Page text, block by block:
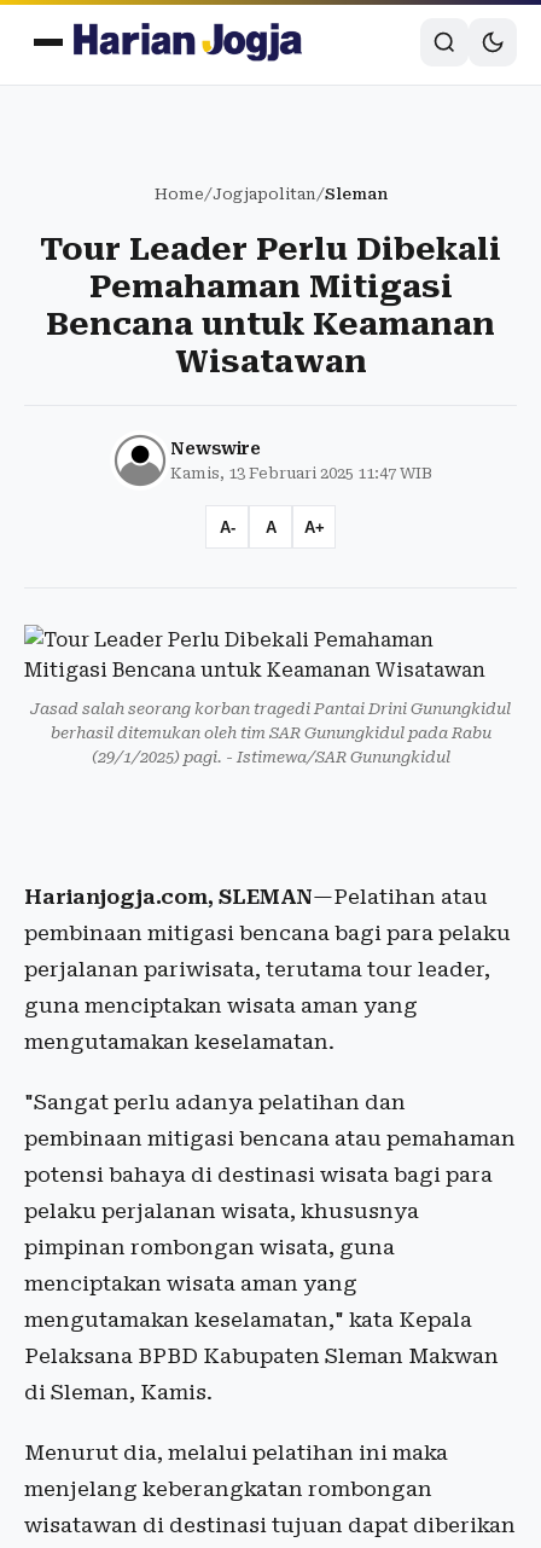
Home/Jogjapolitan/Sleman
Tour Leader Perlu Dibekali
Pemahaman Mitigasi
Bencana untuk Keamanan
Wisatawan
Newswire
Kamis, 13 Februari 2025 11:47 WIB
A- A A+
Jasad salah seorang korban tragedi Pantai Drini Gunungkidul
berhasil ditemukan oleh tim SAR Gunungkidul pada Rabu
(29/1/2025) pagi. - Istimewa/SAR Gunungkidul
Harianjogja.com, SLEMAN—Pelatihan atau
pembinaan mitigasi bencana bagi para pelaku
perjalanan pariwisata, terutama tour leader,
guna menciptakan wisata aman yang
mengutamakan keselamatan.
"Sangat perlu adanya pelatihan dan
pembinaan mitigasi bencana atau pemahaman
potensi bahaya di destinasi wisata bagi para
pelaku perjalanan wisata, khususnya
pimpinan rombongan wisata, guna
menciptakan wisata aman yang
mengutamakan keselamatan," kata Kepala
Pelaksana BPBD Kabupaten Sleman Makwan
di Sleman, Kamis.
Menurut dia, melalui pelatihan ini maka
menjelang keberangkatan rombongan
wisatawan di destinasi tujuan dapat diberikan